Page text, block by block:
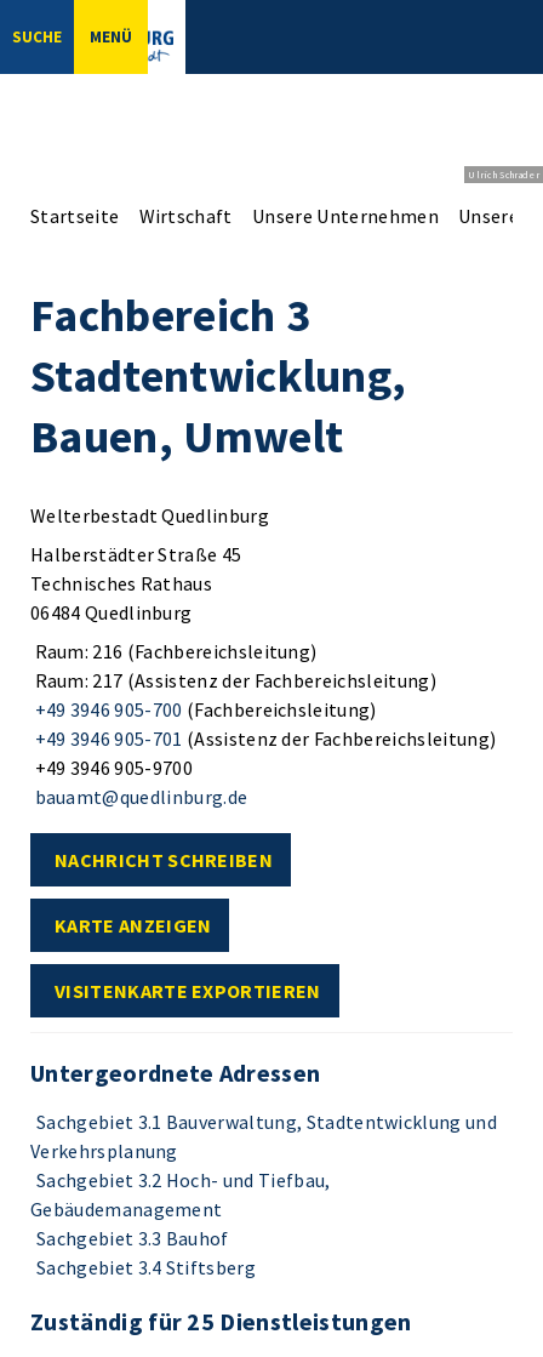
SUCHE MENÜ
Ulrich Schrader
Startseite Wirtschaft Unsere Unternehmen Unsere
Fachbereich 3
Stadtentwicklung,
Bauen, Umwelt
Welterbestadt Quedlinburg
Halberstädter Straße 45
Technisches Rathaus
06484 Quedlinburg
Raum: 216 (Fachbereichsleitung)
Raum: 217 (Assistenz der Fachbereichsleitung)
+49 3946 905-700 (Fachbereichsleitung)
+49 3946 905-701 (Assistenz der Fachbereichsleitung)
+49 3946 905-9700
bauamt@quedlinburg.de
NACHRICHT SCHREIBEN
KARTE ANZEIGEN
VISITENKARTE EXPORTIEREN
Untergeordnete Adressen
Sachgebiet 3.1 Bauverwaltung, Stadtentwicklung und
Verkehrsplanung
Sachgebiet 3.2 Hoch- und Tiefbau,
Gebäudemanagement
Sachgebiet 3.3 Bauhof
Sachgebiet 3.4 Stiftsberg
Zuständig für 25 Dienstleistungen